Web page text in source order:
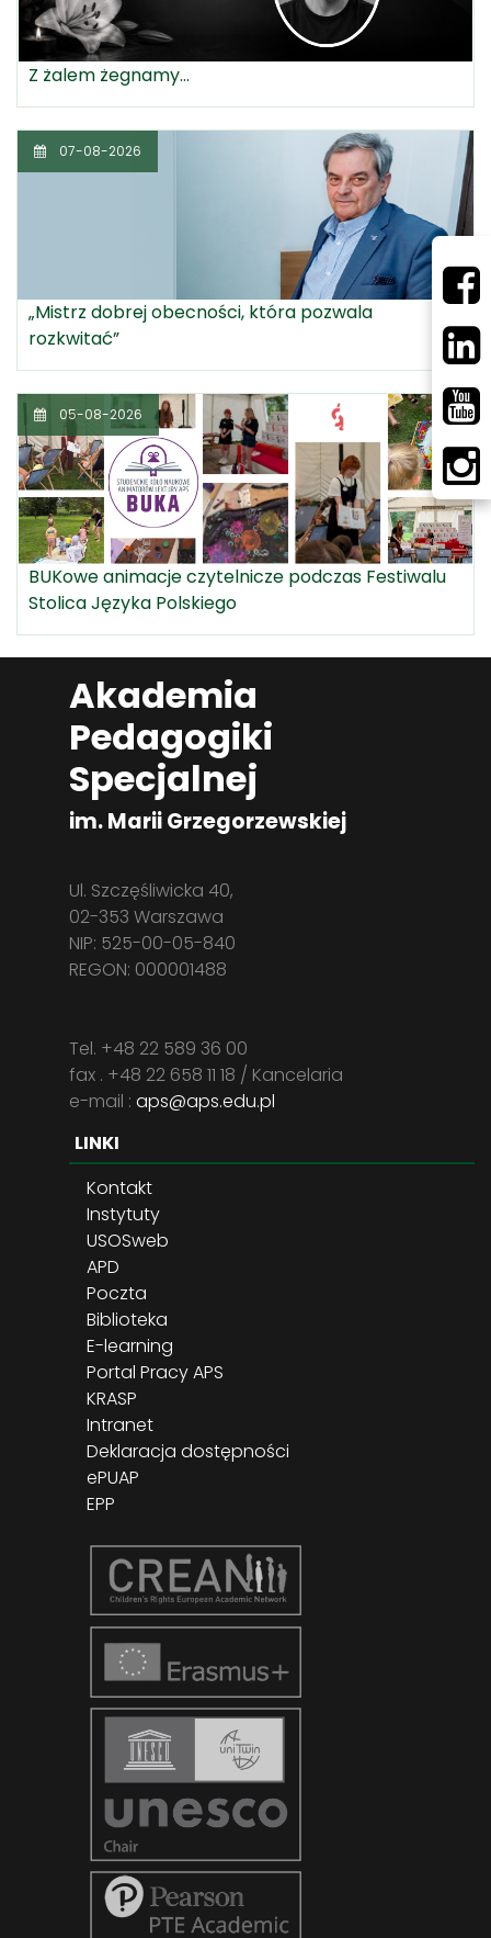
Z żalem żegnamy...
07-08-2026
„Mistrz dobrej obecności, która pozwala
rozkwitać”
05-08-2026
BUKowe animacje czytelnicze podczas Festiwalu
Stolica Języka Polskiego
Akademia
Pedagogiki
Specjalnej
im. Marii Grzegorzewskiej
Ul. Szczęśliwicka 40,
02-353 Warszawa
NIP: 525-00-05-840
REGON: 000001488
Tel. +48 22 589 36 00
fax . +48 22 658 11 18 / Kancelaria
e-mail : aps@aps.edu.pl
LINKI
Kontakt
Instytuty
USOSweb
APD
Poczta
Biblioteka
E-learning
Portal Pracy APS
KRASP
Intranet
Deklaracja dostępności
ePUAP
EPP